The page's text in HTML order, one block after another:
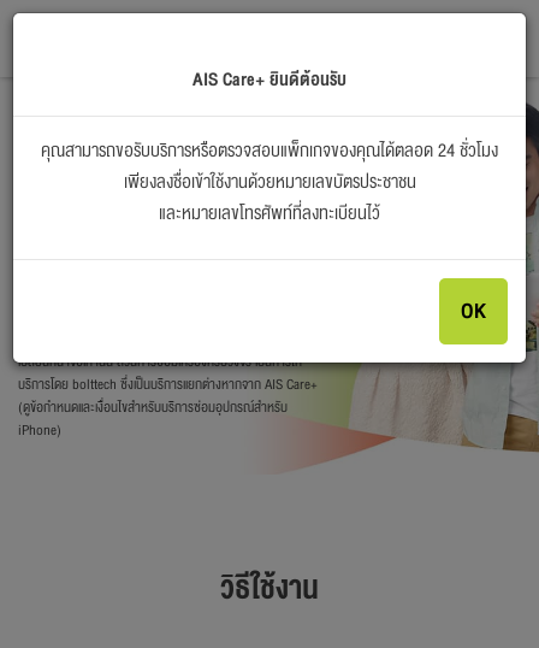
เปลี่ยนเครื่อง, รับเครื่องทดแทน
หรือ ซ่อมเครื่องครบวงจร*
ด้วยเหตุผลใดก็ตาม
เปลี่ยนหน้าจอเท่านั้น ส่วนการซ่อมเครื่องครบวงจร เป็นการให้
บริการโดย bolttech ซึ่งเป็นบริการแยกต่างหากจาก AIS Care+
(ดูข้อกําหนดและเงื่อนไขสําหรับบริการซ่อมอุปกรณ์สําหรับ
iPhone)
AIS Care+ ยินดีต้อนรับ
คุณสามารถขอรับบริการหรือตรวจสอบแพ็กเกจของคุณได้ตลอด 24 ชั่วโมง
เพียงลงชื่อเข้าใช้งานด้วยหมายเลขบัตรประชาชน
และหมายเลขโทรศัพท์ที่ลงทะเบียนไว้
OK
วิธีใช้งาน